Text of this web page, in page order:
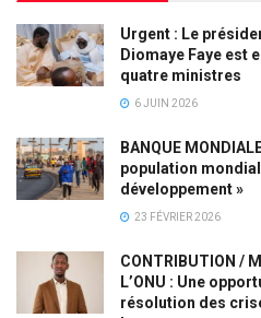
Urgent : Le
Diomaye Faye est
quatre ministres
6 JUIN 2026
BANQUE
population
développement »
23 FÉVRIER 2026
CONTRIBUTION /
L’ONU : Une
résolution des